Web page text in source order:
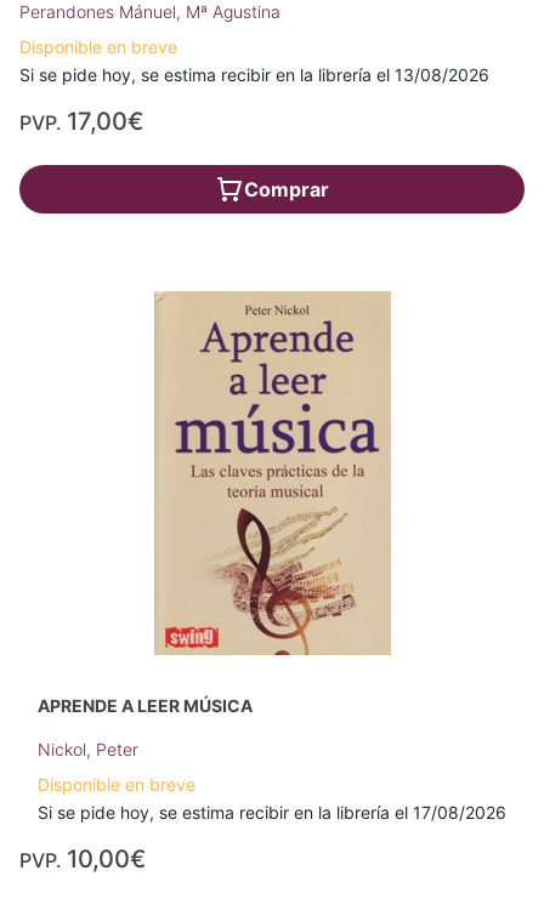
Perandones Mánuel, Mª Agustina
Disponible en breve
Si se pide hoy, se estima recibir en la librería el 13/08/2026
PVP. 17,00€
Comprar
APRENDE A LEER MÚSICA
Nickol, Peter
Disponible en breve
Si se pide hoy, se estima recibir en la librería el 17/08/2026
PVP. 10,00€